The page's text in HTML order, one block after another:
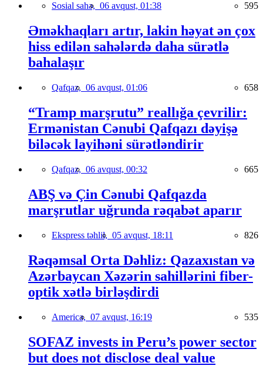
Sosial sahə, 06 avqust, 01:38 595
Əməkhaqları artır, lakin həyat ən çox
hiss edilən sahələrdə daha sürətlə
bahalaşır
Qafqaz, 06 avqust, 01:06 658
“Tramp marşrutu” reallığa çevrilir:
Ermənistan Cənubi Qafqazı dəyişə
biləcək layihəni sürətləndirir
Qafqaz, 06 avqust, 00:32 665
ABŞ və Çin Cənubi Qafqazda
marşrutlar uğrunda rəqabət aparır
Ekspress təhlil, 05 avqust, 18:11 826
Rəqəmsal Orta Dəhliz: Qazaxıstan və
Azərbaycan Xəzərin sahillərini fiber-
optik xətlə birləşdirdi
America, 07 avqust, 16:19 535
SOFAZ invests in Peru’s power sector
but does not disclose deal value